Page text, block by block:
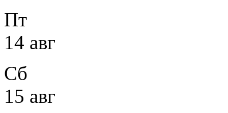
Пт
14 авг
Сб
15 авг